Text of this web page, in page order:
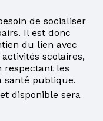
de socialiser
Il est donc
du lien avec
scolaires,
respectant les
santé publique.
disponible sera